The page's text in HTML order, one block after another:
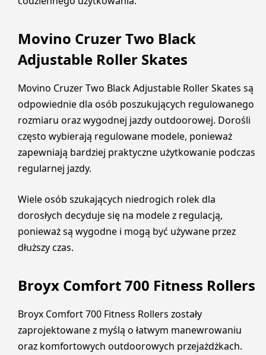
Movino Cruzer Two Black
Adjustable Roller Skates
Movino Cruzer Two Black Adjustable Roller Skates są
odpowiednie dla osób poszukujących regulowanego
rozmiaru oraz wygodnej jazdy outdoorowej. Dorośli
często wybierają regulowane modele, ponieważ
zapewniają bardziej praktyczne użytkowanie podczas
regularnej jazdy.
Wiele osób szukających niedrogich rolek dla
dorosłych decyduje się na modele z regulacją,
ponieważ są wygodne i mogą być używane przez
dłuższy czas.
Broyx Comfort 700 Fitness Rollers
Broyx Comfort 700 Fitness Rollers zostały
zaprojektowane z myślą o łatwym manewrowaniu
oraz komfortowych outdoorowych przejażdżkach.